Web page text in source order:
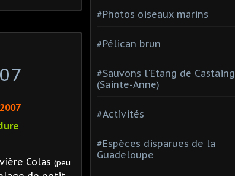
Colas (peu
#Photos oiseaux marins
#Pélican brun
#Sauvons l'Etang de Castaing
(Sainte-Anne)
#Activités
#Espèces disparues de la
Guadeloupe